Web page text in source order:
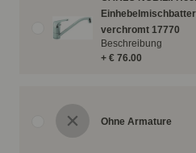
verchromt 17770
+ € 76.00
Beschreibung
Ohne Armature